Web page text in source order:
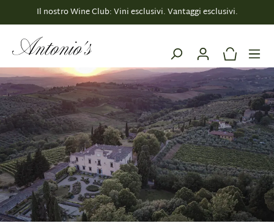
principale
Il nostro Wine Club: Vini esclusivi. Vantaggi esclusivi.